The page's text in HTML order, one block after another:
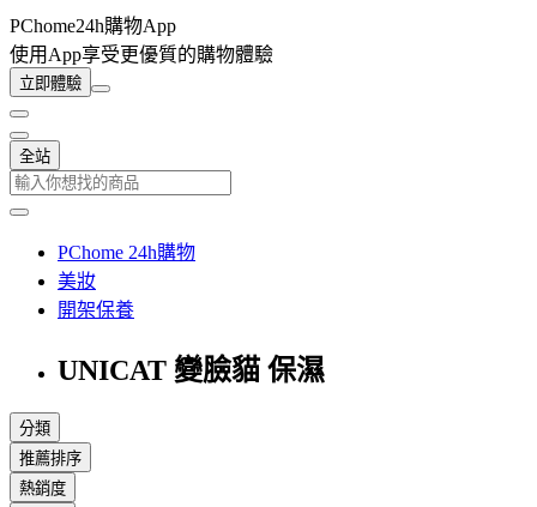
PChome24h購物App
使用App享受更優質的購物體驗
立即體驗
全站
PChome 24h購物
美妝
開架保養
UNICAT 變臉貓 保濕
分類
推薦排序
熱銷度